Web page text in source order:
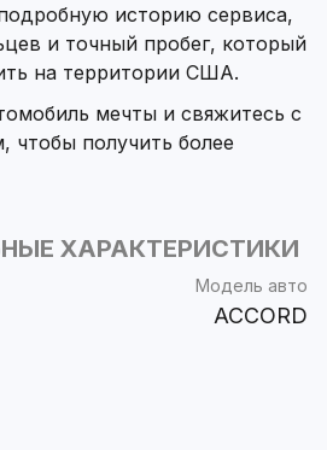
историю сервиса,
и точный пробег, который
на территории США.
мечты и свяжитесь с
получить более
ХАРАКТЕРИСТИКИ
Модель авто
ACCORD